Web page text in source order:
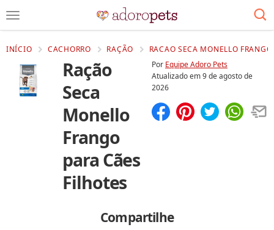
INÍCIO CACHORRO RAÇÃO RACAO SECA MONELLO
Ração
Seca
Monello
Frango
para Cães
Filhotes
Por Equipe Adoro Pets
Atualizado em9 de agosto de
2026
Compartilhe